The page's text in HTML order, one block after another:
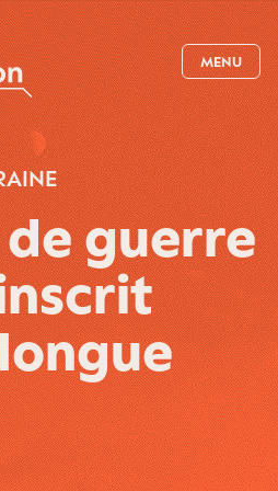
MENU
guerre